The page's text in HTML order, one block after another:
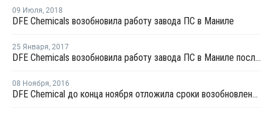
09 Июля, 2018
DFE Chemicals возобновила работу завода ПС в Маниле
25 Января, 2017
DFE Chemicals возобновила работу завода ПС в Маниле после профилактики
08 Ноября, 2016
DFE Chemical до конца ноября отложила сроки возобновления работы завода ПС в Маниле